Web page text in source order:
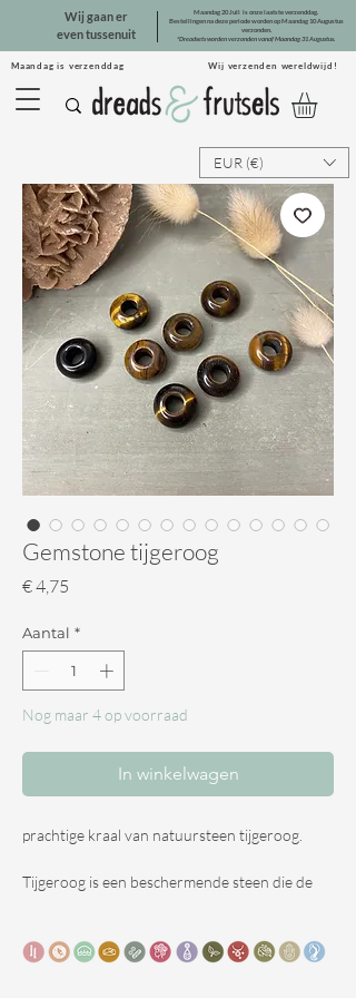
Maandag is verzenddag Wij verzenden wereldwijd!
Wij gaan er
even tussenuit
Maandag 20 Juli is onze laatste verzenddag.
Bestellingen na deze periode worden op Maandag 10 Augustus
verzonden.
*Dreadsets worden verzonden vanaf Maandag 31 Augustus.
EUR (€)
Gemstone tijgeroog
€ 4,75
Aantal *
Nog maar 4 op voorraad
In winkelwagen
prachtige kraal van natuursteen tijgeroog.
Tijgeroog is een beschermende steen die de
De steen beschermt tegen negatieve